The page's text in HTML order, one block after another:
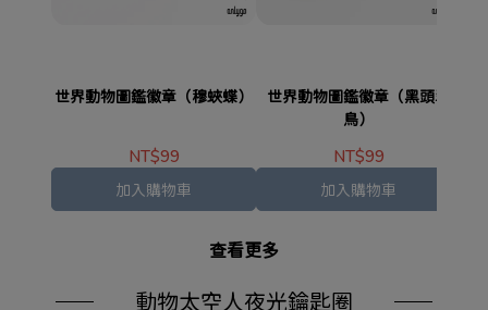
世界動物圖鑑徽章（穆蛺蝶）
NT$99
加入購物車
世界動物圖鑑徽章（黑頭翠
鳥）
NT$99
加入購物車
查看更多
動物太空人夜光鑰匙圈